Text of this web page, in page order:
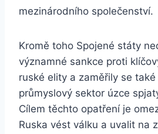
mezinárodního společenství.
Kromě toho Spojené státy
významné sankce proti
ruské elity a zaměřily se
průmyslový sektor úzce
Cílem těchto opatření je
Ruska vést válku a uvalit na